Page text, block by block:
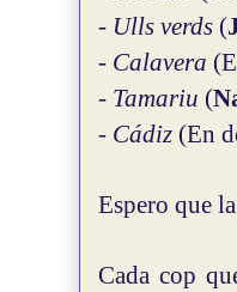
- Ulls verds (
- Calavera
- Tamariu (
- Cádiz (En
Espero que
Cada cop